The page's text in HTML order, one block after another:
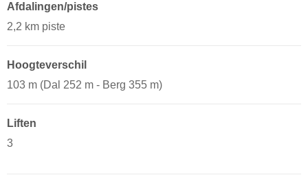
Afdalingen/pistes
2,2 km piste
Hoogteverschil
103 m (Dal 252 m - Berg 355 m)
Liften
3